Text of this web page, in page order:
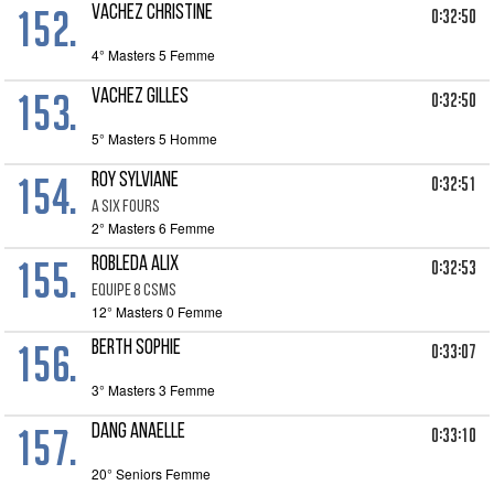
152. VACHEZ CHRISTINE 0:32:50
4° Masters 5 Femme
153. VACHEZ GILLES 0:32:50
5° Masters 5 Homme
154. ROY SYLVIANE
A SIX FOURS
0:32:51
2° Masters 6 Femme
155. ROBLEDA ALIX
EQUIPE 8 CSMS
0:32:53
12° Masters 0 Femme
156. BERTH SOPHIE 0:33:07
3° Masters 3 Femme
157. DANG ANAELLE 0:33:10
20° Seniors Femme